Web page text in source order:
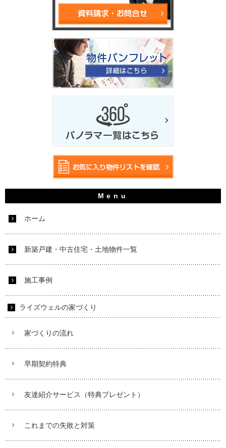
ホーム
新築戸建・中古住宅・土地物件一覧
施工事例
ライズウェルの家づくり
家づくりの流れ
早期契約特典
友達紹介サービス（特典プレゼント）
これまでの失敗と対策